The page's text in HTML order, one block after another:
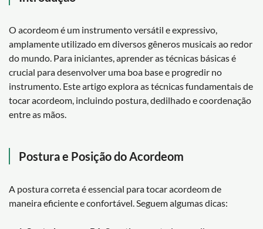
O acordeom é um instrumento versátil e expressivo,
amplamente utilizado em diversos gêneros musicais ao redor
do mundo. Para iniciantes, aprender as técnicas básicas é
crucial para desenvolver uma boa base e progredir no
instrumento. Este artigo explora as técnicas fundamentais de
tocar acordeom, incluindo postura, dedilhado e coordenação
entre as mãos.
Postura e Posição do Acordeom
A postura correta é essencial para tocar acordeom de
maneira eficiente e confortável. Seguem algumas dicas: